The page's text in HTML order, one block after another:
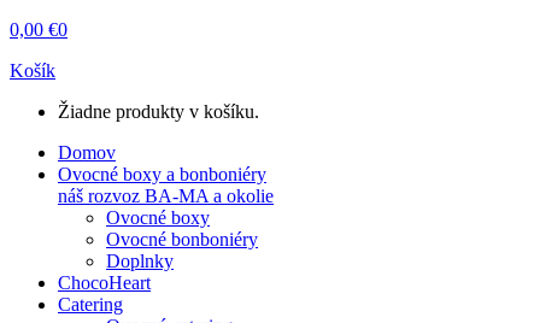
0,00 €0
Košík
Žiadne produkty v košíku.
Domov
Ovocné boxy a bonboniéry
náš rozvoz BA-MA a okolie
Ovocné boxy
Ovocné bonboniéry
Doplnky
ChocoHeart
Catering